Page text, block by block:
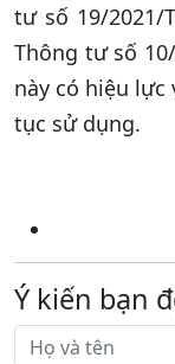
tư số 19/2021/
Thông tư số
này có hiệu
tục sử dụng.
Ý kiến bạn